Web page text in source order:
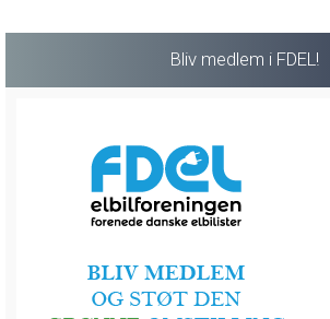
Bliv medlem i FDEL!